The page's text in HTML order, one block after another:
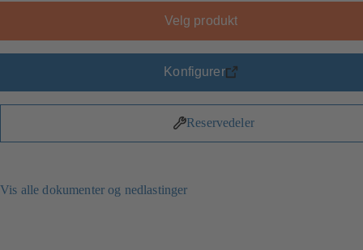
Velg produkt
Konfigurer
Reservedeler
Vis alle dokumenter og nedlastinger